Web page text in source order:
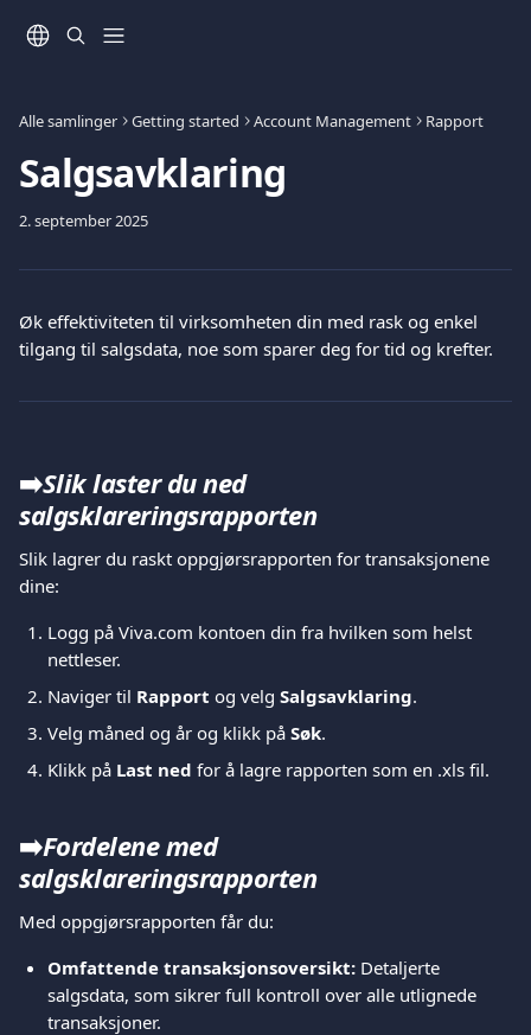
Alle samlinger Getting started Account Management Rapport
Salgsavklaring
2. september 2025
Øk effektiviteten til virksomheten din med rask og enkel
tilgang til salgsdata, noe som sparer deg for tid og krefter.
➡️Slik laster du ned
salgsklareringsrapporten
Slik lagrer du raskt oppgjørsrapporten for transaksjonene
dine:
Logg på Viva.com kontoen din fra hvilken som helst
nettleser.
Naviger til Rapport og velg Salgsavklaring.
Velg måned og år og klikk på Søk.
Klikk på Last ned for å lagre rapporten som en .xls fil.
➡️Fordelene med
salgsklareringsrapporten
Med oppgjørsrapporten får du:
Omfattende transaksjonsoversikt: Detaljerte
salgsdata, som sikrer full kontroll over alle utlignede
transaksjoner.